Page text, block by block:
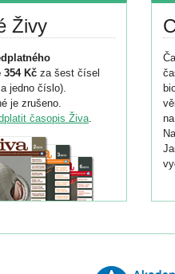
Živy
354 Kč za šest čísel
jedno číslo).
je zrušeno.
časopis Živa.